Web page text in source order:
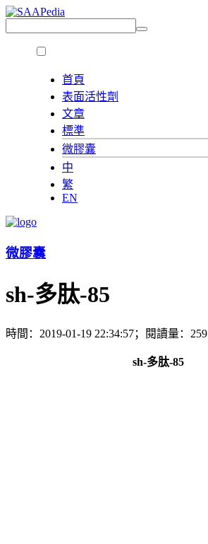
首頁
表面活性劑
文章
標準
微膠囊
中
繁
EN
微膠囊
sh-多肽-85
時間：2019-01-19 22:34:57；閱讀量：259
sh-多肽-85